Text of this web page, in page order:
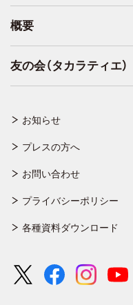
お知らせ
プレスの方へ
お問い合わせ
プライバシーポリシー
各種資料ダウンロード
概要
友の会（タカラティエ）